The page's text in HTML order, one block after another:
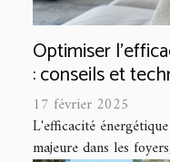
Optimiser
: conseils et
17 février 2025
L'efficacité
majeure dans les